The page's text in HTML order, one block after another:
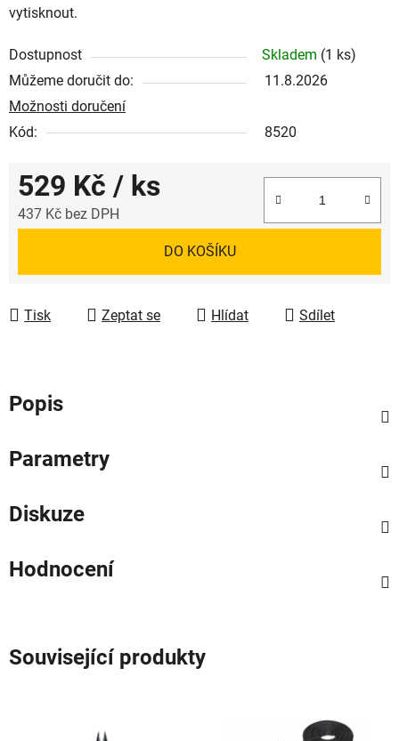
vytisknout.
Dostupnost Skladem (1 ks)
Můžeme doručit do:
11.8.2026
Možnosti doručení
Kód:
8520
529 Kč / ks
437 Kč bez DPH
DO KOŠÍKU
Tisk Zeptat se Hlídat Sdílet
Popis
Parametry
Diskuze
Hodnocení
Související produkty